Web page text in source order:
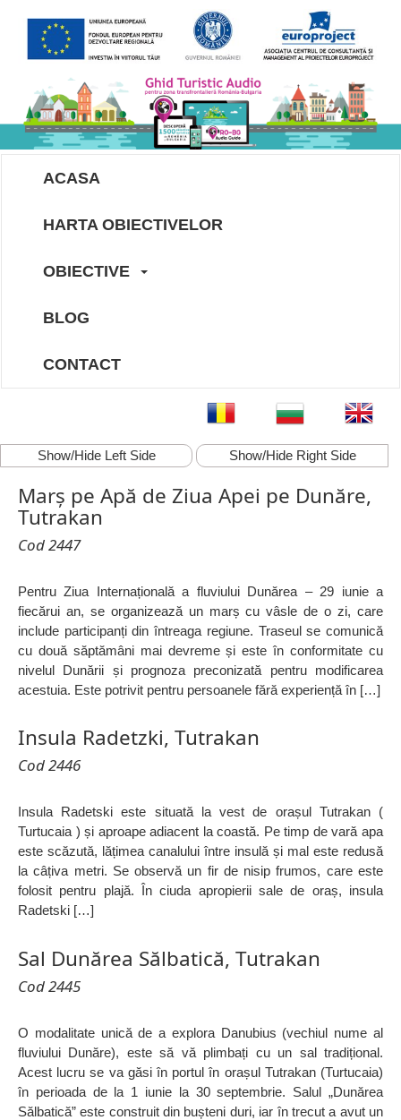
ACASA
HARTA OBIECTIVELOR
OBIECTIVE
BLOG
CONTACT
Show/Hide Left Side Show/Hide Right Side
Marș pe Apă de Ziua Apei pe Dunăre,
Tutrakan
Cod 2447
Pentru Ziua Internațională a fluviului Dunărea – 29 iunie a
fiecărui an, se organizează un marș cu vâsle de o zi, care
include participanți din întreaga regiune. Traseul se comunică
cu două săptămâni mai devreme și este în conformitate cu
nivelul Dunării și prognoza preconizată pentru modificarea
acestuia. Este potrivit pentru persoanele fără experiență în […]
Insula Radetzki, Tutrakan
Cod 2446
Insula Radetski este situată la vest de orașul Tutrakan (
Turtucaia ) și aproape adiacent la coastă. Pe timp de vară apa
este scăzută, lățimea canalului între insulă și mal este redusă
la câțiva metri. Se observă un fir de nisip frumos, care este
folosit pentru plajă. În ciuda apropierii sale de oraș, insula
Radetski […]
Sal Dunărea Sălbatică, Tutrakan
Cod 2445
O modalitate unică de a explora Danubius (vechiul nume al
fluviului Dunăre), este să vă plimbați cu un sal tradițional.
Acest lucru se va găsi în portul în orașul Tutrakan (Turtucaia)
în perioada de la 1 iunie la 30 septembrie. Salul „Dunărea
Sălbatică” este construit din bușteni duri, iar în trecut a avut un